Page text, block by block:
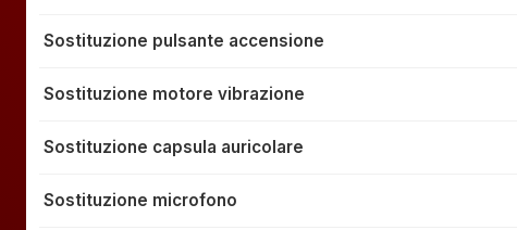
Sostituzione pulsante accensione
Sostituzione motore vibrazione
Sostituzione capsula auricolare
Sostituzione microfono